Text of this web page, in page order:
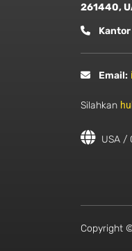
261440,
Kantor
Email:
Silahkan
USA /
Copyright